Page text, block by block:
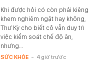
Khi được hỏi có còn phải kiêng
khem nghiêm ngặt hay không,
Thư Kỳ cho biết cô vẫn duy trì
việc kiểm soát chế độ ăn,
nhưng…
SỨC KHỎE - 4 giờ trước